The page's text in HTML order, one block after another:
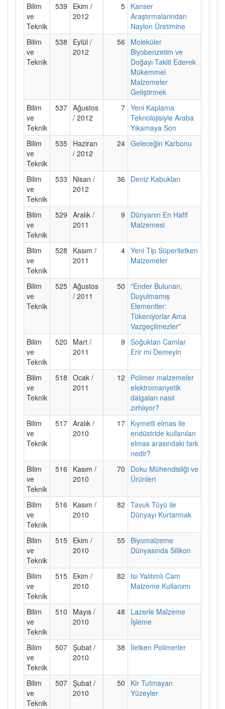
Bilim
ve
Teknik
539
Ekim /
2012
5 Kanser
Araştırmalarından
Naylon Üretimine
Bilim
ve
Teknik
538
Eylül /
2012
56
Moleküler
Biyobenzetim ve
Doğayı Taklit Ederek
Mükemmel
Malzemeler
Geliştirmek
Bilim
ve
Teknik
537 Ağustos
/ 2012
7 Yeni Kaplama
Teknolojisiyle Araba
Yıkamaya Son
Bilim
ve
Teknik
535 Haziran
/ 2012
24 Geleceğin Karbonu
Bilim
ve
Teknik
533
Nisan /
2012
36 Deniz Kabukları
Bilim
ve
Teknik
529 Aralık /
2011
9
Dünyanın En Hafif
Malzemesi
Bilim
ve
Teknik
528
Kasım /
2011
4 Yeni Tip Süperiletken
Malzemeler
Bilim
ve
Teknik
525 Ağustos
/ 2011
50 "Ender Bulunan,
Duyulmamış
Elementler:
Tükeniyorlar Ama
Vazgeçilmezler"
Bilim
ve
Teknik
520
Mart /
2011
9 Soğuktan Camlar
Erir mi Demeyin
Bilim
ve
Teknik
518 Ocak /
2011
12
Polimer malzemeler
elektromanyetik
dalgaları nasıl
zırhlıyor?
Bilim
ve
Teknik
517 Aralık /
2010
17 Kıymetli elmas ile
endüstride kullanılan
elmas arasındaki fark
nedir?
Bilim
ve
Teknik
516
Kasım /
2010
70
Doku Mühendisliği ve
Ürünleri
Bilim
ve
Teknik
516
Kasım /
2010
82 Tavuk Tüyü ile
Dünyayı Kurtarmak
Bilim
ve
Teknik
515 Ekim /
2010
55 Biyomalzeme
Dünyasında Silikon
Bilim
ve
Teknik
515 Ekim /
2010
82
Isı Yalıtımlı Cam
Malzeme Kullanımı
Bilim
ve
Teknik
510
Mayıs /
2010
48
Lazerle Malzeme
İşleme
Bilim
ve
Teknik
507 Şubat /
2010
38 İletken Polimerler
Bilim
ve
Teknik
507 Şubat /
2010
50
Kir Tutmayan
Yüzeyler